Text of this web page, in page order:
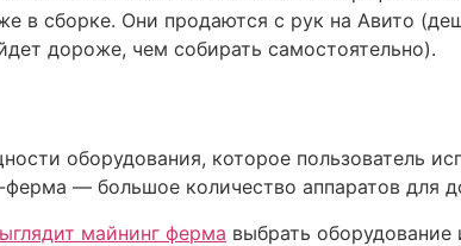
в сборке. Они продаются с рук на Авито
дороже, чем собирать самостоятельно).
оборудования, которое пользователь
— большое количество аппаратов для
майнинг ферма выбрать